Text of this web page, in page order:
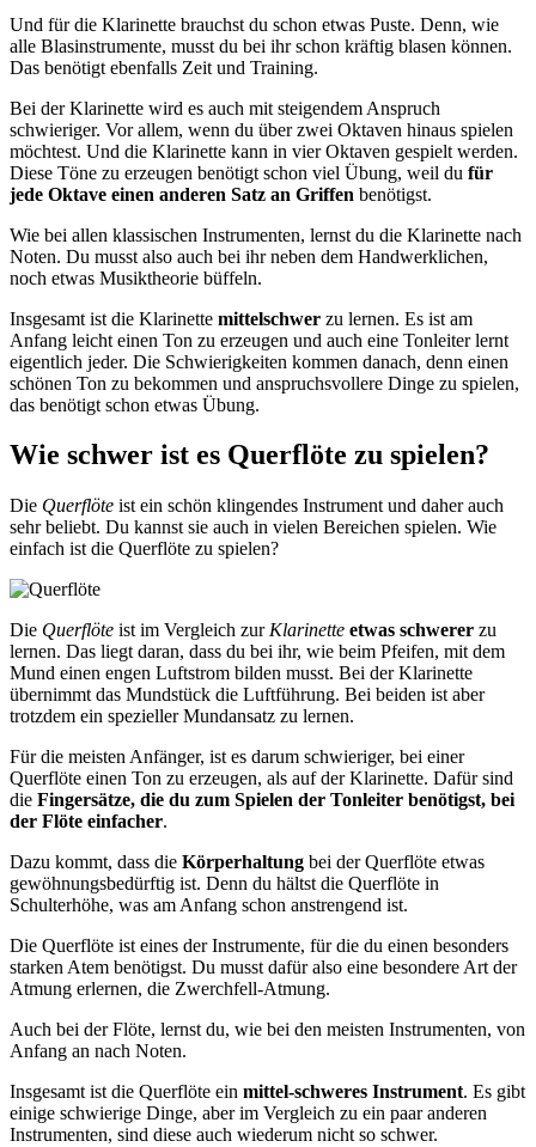
Und für die Klarinette brauchst du schon etwas Puste. Denn, wie
alle Blasinstrumente, musst du bei ihr schon kräftig blasen können.
Das benötigt ebenfalls Zeit und Training.
Bei der Klarinette wird es auch mit steigendem Anspruch
schwieriger. Vor allem, wenn du über zwei Oktaven hinaus spielen
möchtest. Und die Klarinette kann in vier Oktaven gespielt werden.
Diese Töne zu erzeugen benötigt schon viel Übung, weil du für
jede Oktave einen anderen Satz an Griffen benötigst.
Wie bei allen klassischen Instrumenten, lernst du die Klarinette nach
Noten. Du musst also auch bei ihr neben dem Handwerklichen,
noch etwas Musiktheorie büffeln.
Insgesamt ist die Klarinette mittelschwer zu lernen. Es ist am
Anfang leicht einen Ton zu erzeugen und auch eine Tonleiter lernt
eigentlich jeder. Die Schwierigkeiten kommen danach, denn einen
schönen Ton zu bekommen und anspruchsvollere Dinge zu spielen,
das benötigt schon etwas Übung.
Wie schwer ist es Querflöte zu spielen?
Die Querflöte ist ein schön klingendes Instrument und daher auch
sehr beliebt. Du kannst sie auch in vielen Bereichen spielen. Wie
einfach ist die Querflöte zu spielen?
Die Querflöte ist im Vergleich zur Klarinette etwas schwerer zu
lernen. Das liegt daran, dass du bei ihr, wie beim Pfeifen, mit dem
Mund einen engen Luftstrom bilden musst. Bei der Klarinette
übernimmt das Mundstück die Luftführung. Bei beiden ist aber
trotzdem ein spezieller Mundansatz zu lernen.
Für die meisten Anfänger, ist es darum schwieriger, bei einer
Querflöte einen Ton zu erzeugen, als auf der Klarinette. Dafür sind
die Fingersätze, die du zum Spielen der Tonleiter benötigst, bei
der Flöte einfacher.
Dazu kommt, dass die Körperhaltung bei der Querflöte etwas
gewöhnungsbedürftig ist. Denn du hältst die Querflöte in
Schulterhöhe, was am Anfang schon anstrengend ist.
Die Querflöte ist eines der Instrumente, für die du einen besonders
starken Atem benötigst. Du musst dafür also eine besondere Art der
Atmung erlernen, die Zwerchfell-Atmung.
Auch bei der Flöte, lernst du, wie bei den meisten Instrumenten, von
Anfang an nach Noten.
Insgesamt ist die Querflöte ein mittel-schweres Instrument. Es gibt
einige schwierige Dinge, aber im Vergleich zu ein paar anderen
Instrumenten, sind diese auch wiederum nicht so schwer.